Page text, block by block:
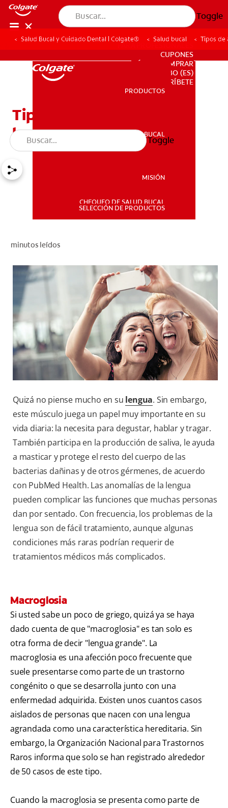
Toggle
PRODUCTOS
SALUD BUCAL
PARA PROFESIONALES
CUPONES
DÓNDE COMPRAR
BO (ES)
PARA PROFESIONALES
CUPONES
DÓNDE COMPRAR
BO (ES)
SUSCRÍBETE
PRODUCTOS
SALUD BUCAL
MISIÓN
CHEQUEO DE SALUD BUCAL
SELECCIÓN DE PRODUCTOS
Toggle
Salud Bucal y Cuidado Dental | Colgate® Salud bucal Tipos de
Tipos de anomalías de la
lengua y cómo se ven
minutos leídos
Quizá no piense mucho en su lengua. Sin embargo,
este músculo juega un papel muy importante en su
vida diaria: la necesita para degustar, hablar y tragar.
También participa en la producción de saliva, le ayuda
a masticar y protege el resto del cuerpo de las
bacterias dañinas y de otros gérmenes, de acuerdo
con PubMed Health. Las anomalías de la lengua
pueden complicar las funciones que muchas personas
dan por sentado. Con frecuencia, los problemas de la
lengua son de fácil tratamiento, aunque algunas
condiciones más raras podrían requerir de
tratamientos médicos más complicados.
Macroglosia
Si usted sabe un poco de griego, quizá ya se haya
dado cuenta de que "macroglosia" es tan solo es
otra forma de decir "lengua grande". La
macroglosia es una afección poco frecuente que
suele presentarse como parte de un trastorno
congénito o que se desarrolla junto con una
enfermedad adquirida. Existen unos cuantos casos
aislados de personas que nacen con una lengua
agrandada como una característica hereditaria. Sin
embargo, la Organización Nacional para Trastornos
Raros informa que solo se han registrado alrededor
de 50 casos de este tipo.
Cuando la macroglosia se presenta como parte de